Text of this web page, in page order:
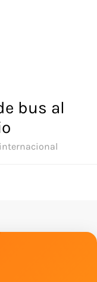
bus al